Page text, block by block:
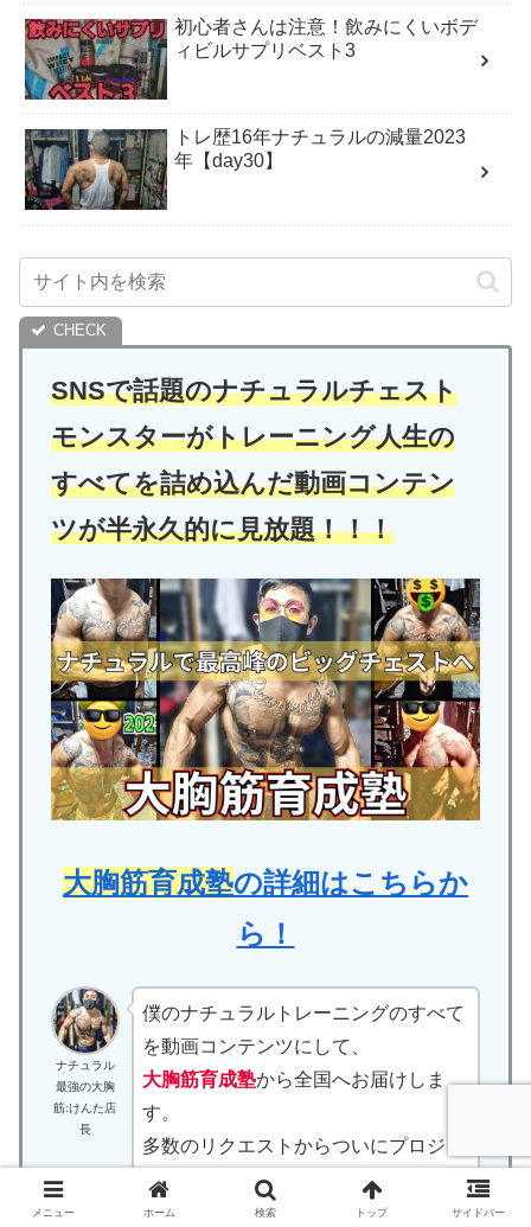
初心者さんは注意！飲みにくいボデ
ィビルサプリベスト3
トレ歴16年ナチュラルの減量2023
年【day30】
SNSで話題のナチュラルチェスト
モンスターがトレーニング人生の
すべてを詰め込んだ動画コンテン
ツが半永久的に見放題！！！
大胸筋育成塾の詳細はこちらか
ら！
ナチュラル
最強の大胸
筋:けんた店
長
僕のナチュラルトレーニングのすべて
を動画コンテンツにして、
大胸筋育成塾から全国へお届けしま
す。
多数のリクエストからついにプロジェ
クトが実現しました。
メニュー ホーム 検索 トップ サイドバー